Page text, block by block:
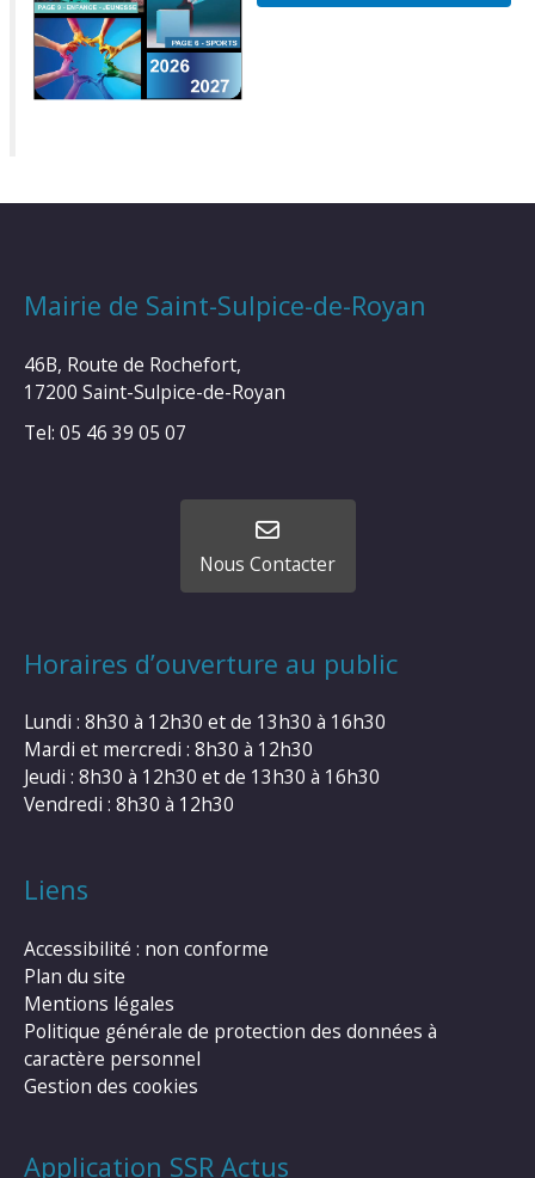
Mairie de Saint-Sulpice-de-Royan
46B, Route de Rochefort,
17200 Saint-Sulpice-de-Royan
Tel: 05 46 39 05 07
Nous Contacter
Horaires d’ouverture au public
Lundi : 8h30 à 12h30 et de 13h30 à 16h30
Mardi et mercredi : 8h30 à 12h30
Jeudi : 8h30 à 12h30 et de 13h30 à 16h30
Vendredi : 8h30 à 12h30
Liens
Accessibilité : non conforme
Plan du site
Mentions légales
Politique générale de protection des données à
caractère personnel
Gestion des cookies
Application SSR Actus